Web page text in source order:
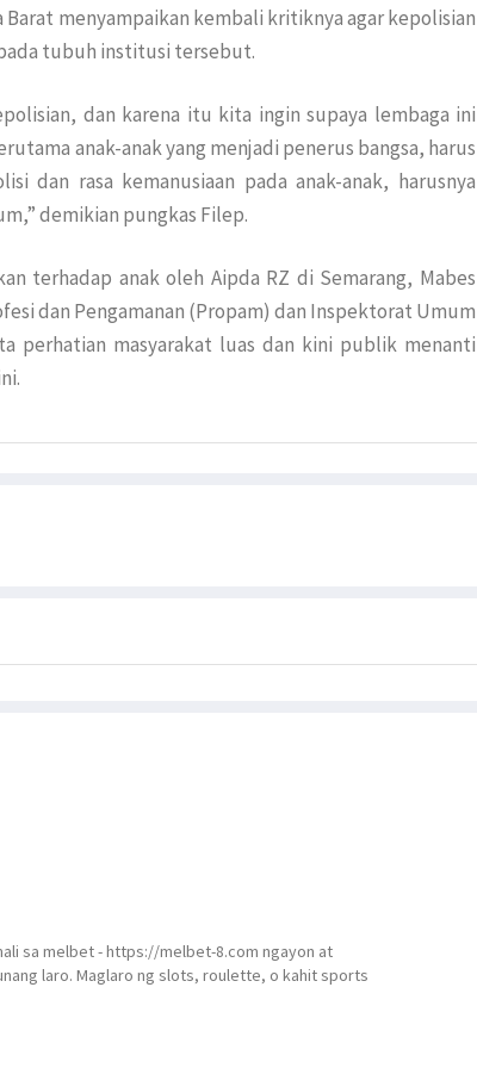
menyampaikan kembali kritiknya agar kepolisian
tubuh institusi tersebut.
dan karena itu kita ingin supaya lembaga ini
anak-anak yang menjadi penerus bangsa, harus
dan rasa kemanusiaan pada anak-anak, harusnya
demikian pungkas Filep.
terhadap anak oleh Aipda RZ di Semarang, Mabes
dan Pengamanan (Propam) dan Inspektorat Umum
perhatian masyarakat luas dan kini publik menanti
sa melbet - https://melbet-8.com ngayon at
laro. Maglaro ng slots, roulette, o kahit sports